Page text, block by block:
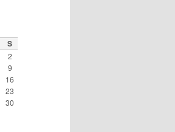
S
2
9
16
23
30